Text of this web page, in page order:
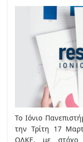
Το Ιόνιο
την Τρίτη 17
ΟΛΚΕ, με στόχο